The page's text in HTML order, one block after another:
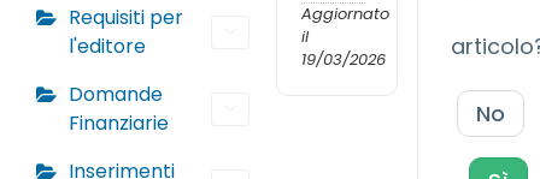
Requisiti per
l'editore
Domande
Finanziarie
Inserimenti
Aggiornato
il
19/03/2026
No